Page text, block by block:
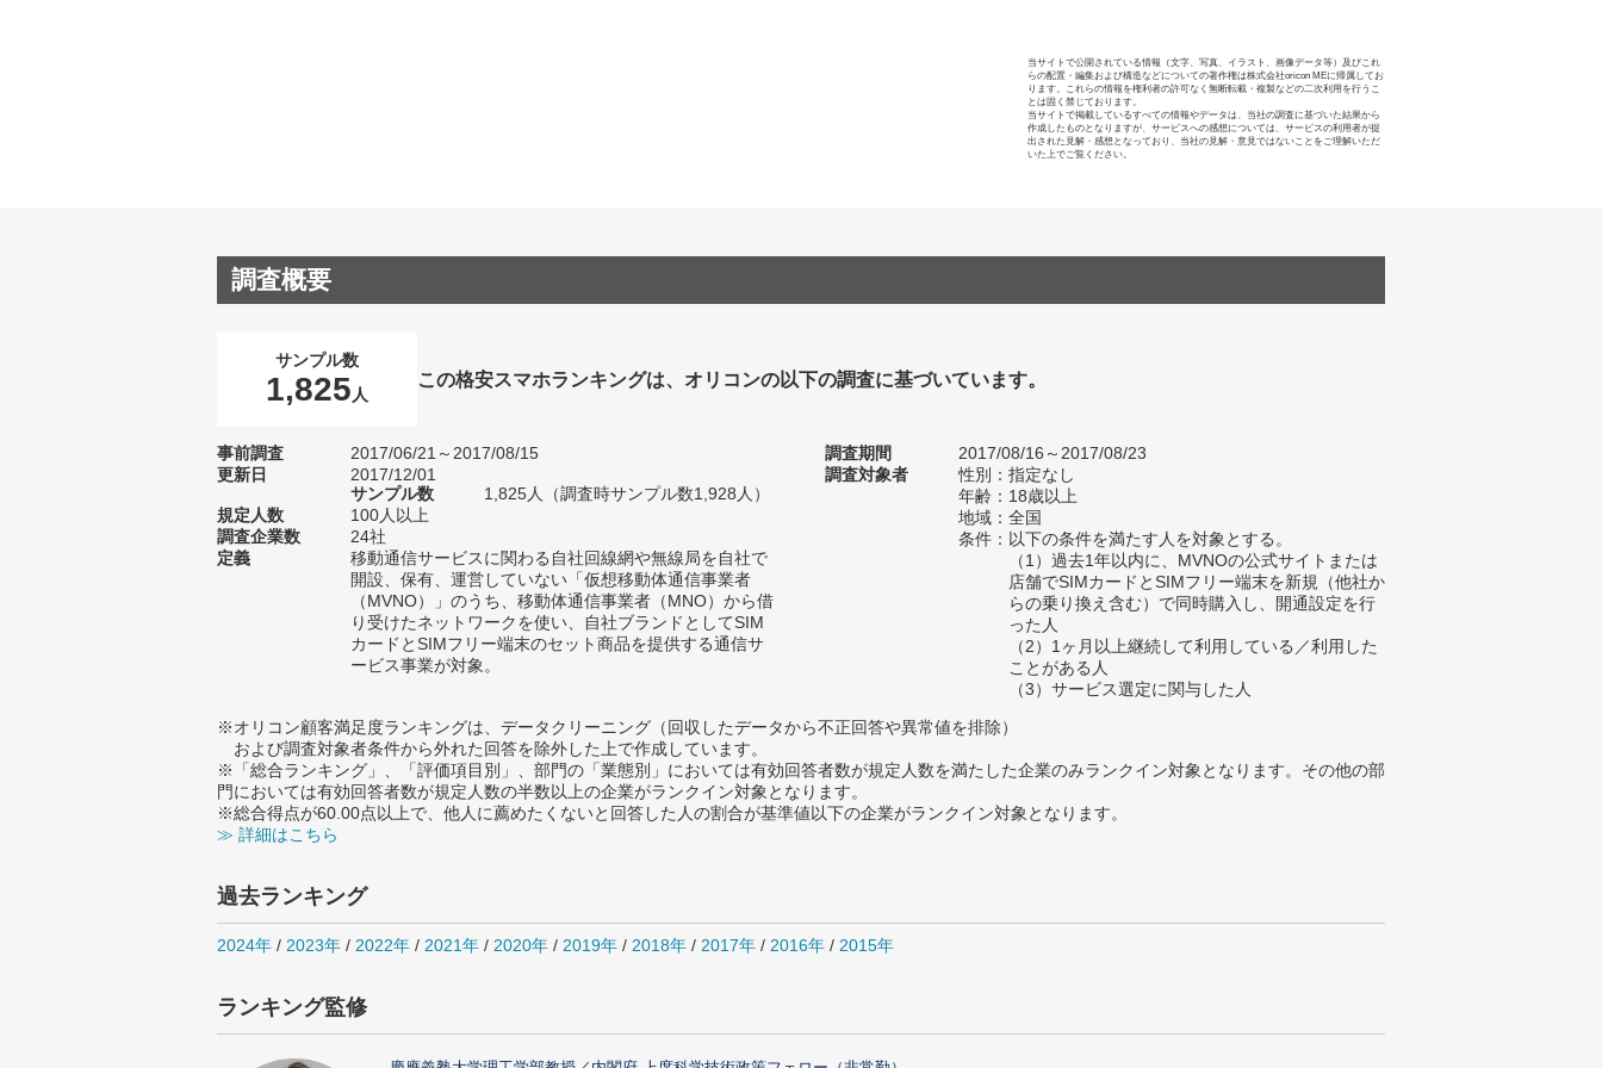
当サイトで公開されている情報（文字、写真、イラスト、画像データ等）及びこれ
らの配置・編集および構造などについての著作権は株式会社oricon MEに帰属してお
ります。これらの情報を権利者の許可なく無断転載・複製などの二次利用を行うこ
とは固く禁じております。
当サイトで掲載しているすべての情報やデータは、当社の調査に基づいた結果から
作成したものとなりますが、サービスへの感想については、サービスの利用者が提
出された見解・感想となっており、当社の見解・意見ではないことをご理解いただ
いた上でご覧ください。
調査概要
サンプル数
1,825 人
この格安スマホランキングは、オリコンの以下の調査に基づいています。
事前調査
2017/06/21～2017/08/15
更新日
2017/12/01
サンプル数
1,825人（調査時サンプル数1,928人）
規定人数
100人以上
調査企業数
24社
定義
移動通信サービスに関わる自社回線網や無線局を自社で
開設、保有、運営していない「仮想移動体通信事業者
（MVNO）」のうち、移動体通信事業者（MNO）から借
り受けたネットワークを使い、自社ブランドとしてSIM
カードとSIMフリー端末のセット商品を提供する通信サ
ービス事業が対象。
調査期間
2017/08/16～2017/08/23
調査対象者
性別：指定なし
年齢：18歳以上
地域：全国
条件：以下の条件を満たす人を対象とする。
（1）過去1年以内に、MVNOの公式サイトまたは
店舗でSIMカードとSIMフリー端末を新規（他社か
らの乗り換え含む）で同時購入し、開通設定を行
った人
（2）1ヶ月以上継続して利用している／利用した
ことがある人
（3）サービス選定に関与した人
※オリコン顧客満足度ランキングは、データクリーニング（回収したデータから不正回答や異常値を排除）
および調査対象者条件から外れた回答を除外した上で作成しています。
※「総合ランキング」、「評価項目別」、部門の「業態別」においては有効回答者数が規定人数を満たした企業のみランクイン対象となります。その他の部
門においては有効回答者数が規定人数の半数以上の企業がランクイン対象となります。
※総合得点が60.00点以上で、他人に薦めたくないと回答した人の割合が基準値以下の企業がランクイン対象となります。
≫ 詳細はこちら
過去ランキング
2024年 / 2023年 / 2022年 / 2021年 / 2020年 / 2019年 / 2018年 / 2017年 / 2016年 / 2015年
ランキング監修